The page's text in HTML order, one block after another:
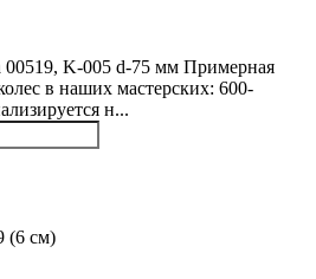
00519, K-005 d-75 мм Примерная
в наших мастерских: 600-
н...